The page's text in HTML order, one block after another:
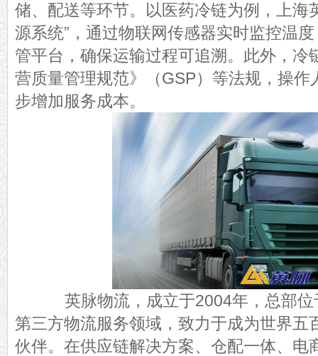
储、配送等环节。以医药冷链为例，上海
源系统”，通过物联网传感器实时监控温
管平台，确保运输过程可追溯。此外，冷
营质量管理规范》（GSP）等法规，操作
步增加服务成本。
英脉物流，成立于2004年，总部位
第三方物流服务领域，致力于成为世界五
伙伴。在供应链解决方案、仓配一体、电